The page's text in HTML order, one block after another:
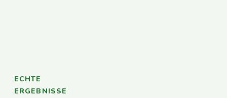
ECHTE
ERGEBNISSE